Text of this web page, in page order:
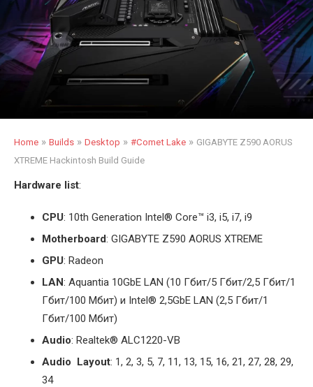
Home » Builds » Desktop » #Comet Lake » GIGABYTE Z590 AORUS
XTREME Hackintosh Build Guide
Hardware list:
CPU: 10th Generation Intel® Core™ i3, i5, i7, i9
Motherboard: GIGABYTE Z590 AORUS XTREME
GPU: Radeon
LAN: Aquantia 10GbE LAN (10 Гбит/5 Гбит/2,5 Гбит/1
Гбит/100 Мбит) и Intel® 2,5GbE LAN (2,5 Гбит/1
Гбит/100 Мбит)
Audio: Realtek® ALC1220-VB
Audio Layout: 1, 2, 3, 5, 7, 11, 13, 15, 16, 21, 27, 28, 29,
34